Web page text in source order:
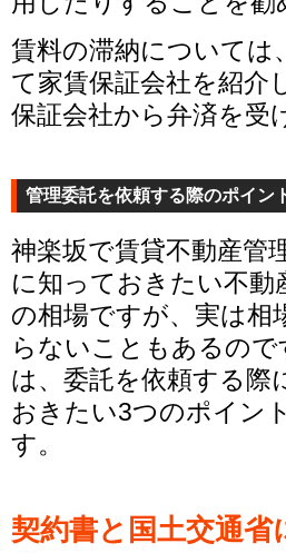
賃料の滞納については
て家賃保証会社を紹介
保証会社から弁済を
管理委託を依頼する際のポイン
神楽坂で賃貸不動産管
に知っておきたい不動
の相場ですが、実は相
らないこともあるの
は、委託を依頼する際
おきたい3つのポイン
す。
契約書と国土交通